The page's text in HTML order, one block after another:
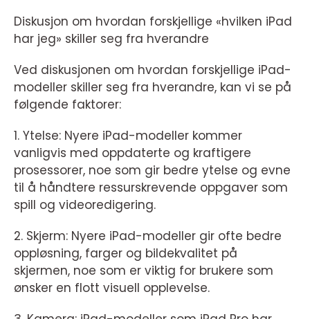
Diskusjon om hvordan forskjellige «hvilken iPad
har jeg» skiller seg fra hverandre
Ved diskusjonen om hvordan forskjellige iPad-
modeller skiller seg fra hverandre, kan vi se på
følgende faktorer:
1. Ytelse: Nyere iPad-modeller kommer
vanligvis med oppdaterte og kraftigere
prosessorer, noe som gir bedre ytelse og evne
til å håndtere ressurskrevende oppgaver som
spill og videoredigering.
2. Skjerm: Nyere iPad-modeller gir ofte bedre
oppløsning, farger og bildekvalitet på
skjermen, noe som er viktig for brukere som
ønsker en flott visuell opplevelse.